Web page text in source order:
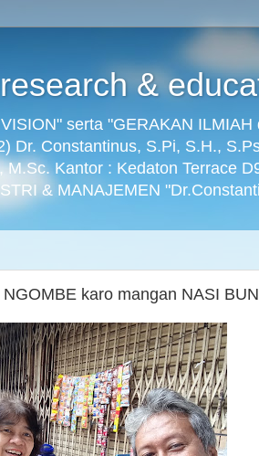
&
serta "GERAKAN
Dr. Constantinus, S.Pi, S.H.,
M.Sc. Kantor : Kedaton Terrace
& MANAJEMEN
karo mangan NASI